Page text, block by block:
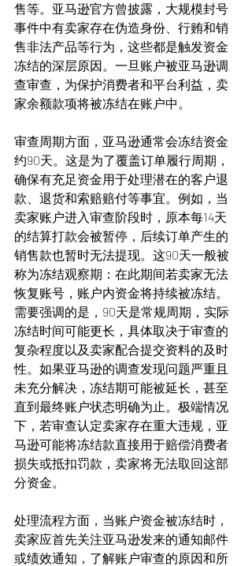
售等。亚马逊官方曾披露，大规模封号
事件中有卖家存在伪造身份、行贿和销
售非法产品等行为，这些都是触发资金
冻结的深层原因。一旦账户被亚马逊调
查审查，为保护消费者和平台利益，卖
家余额款项将被冻结在账户中。
审查周期方面，亚马逊通常会冻结资金
约90天。这是为了覆盖订单履行周期，
确保有充足资金用于处理潜在的客户退
款、退货和索赔赔付等事宜。例如，当
卖家账户进入审查阶段时，原本每14天
的结算打款会被暂停，后续订单产生的
销售款也暂时无法提现。这90天一般被
称为冻结观察期：在此期间若卖家无法
恢复账号，账户内资金将持续被冻结。
需要强调的是，90天是常规周期，实际
冻结时间可能更长，具体取决于审查的
复杂程度以及卖家配合提交资料的及时
性。如果亚马逊的调查发现问题严重且
未充分解决，冻结期可能被延长，甚至
直到最终账户状态明确为止。极端情况
下，若审查认定卖家存在重大违规，亚
马逊可能将冻结款直接用于赔偿消费者
损失或抵扣罚款，卖家将无法取回这部
分资金。
处理流程方面，当账户资金被冻结时，
卖家应首先关注亚马逊发来的通知邮件
或绩效通知，了解账户审查的原因和所